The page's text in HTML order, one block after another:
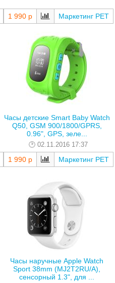
1 990 р Маркетинг РЕТ
Часы детские Smart Baby Watch
Q50, GSM 900/1800/GPRS,
0.96", GPS, зеле...
02.11.2016 17:37
1 990 р Маркетинг РЕТ
Часы наручные Apple Watch
Sport 38mm (MJ2T2RU/A),
сенсорный 1.3", для ...